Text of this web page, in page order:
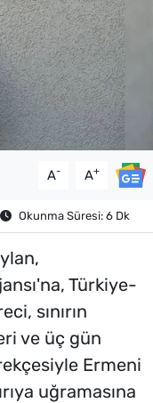
A- A+
Okunma Süresi: 6 Dk
Türkiye-
sınırın
ve üç gün
Ermeni
uğramasına